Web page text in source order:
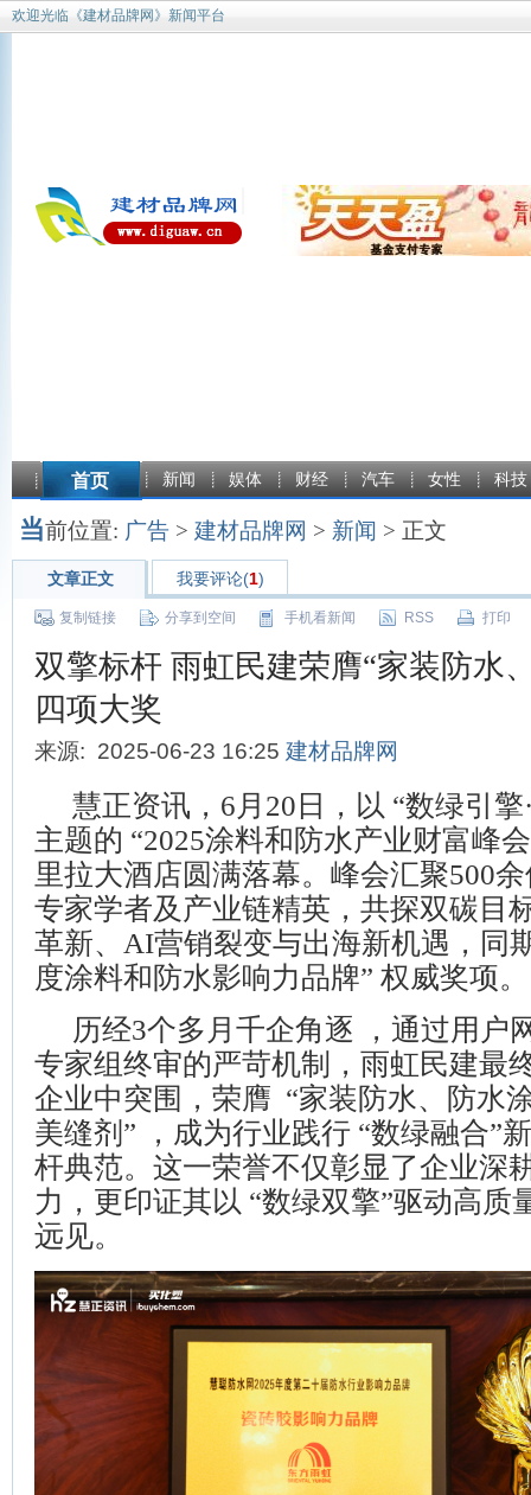
欢迎光临《建材品牌网》新闻平台
首页 新闻 娱体 财经 汽车 女性 科技
当前位置: 广告 > 建材品牌网 > 新闻 > 正文
文章正文 我要评论(1)
复制链接 分享到空间 手机看新闻 RSS 打印
双擎标杆 雨虹民建荣膺“家装防水
四项大奖
来源: 2025-06-23 16:25 建材品牌网
慧正资讯，6月20日，以 “数绿引擎
主题的 “2025涂料和防水产业财富峰
里拉大酒店圆满落幕。峰会汇聚500
专家学者及产业链精英，共探双碳目
革新、AI营销裂变与出海新机遇，同
度涂料和防水影响力品牌” 权威奖项。
历经3个多月千企角逐 ，通过用户
专家组终审的严苛机制，雨虹民建最
企业中突围，荣膺 “家装防水、防水
美缝剂” ，成为行业践行 “数绿融合”
杆典范。这一荣誉不仅彰显了企业深
力，更印证其以 “数绿双擎”驱动高质
远见。